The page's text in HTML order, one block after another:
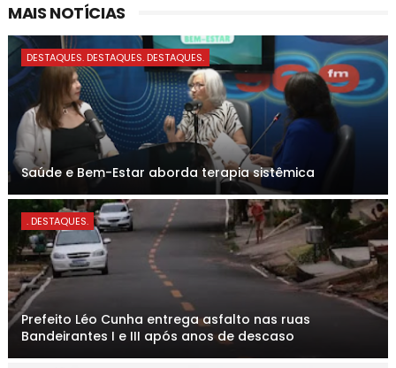
MAIS NOTÍCIAS
DESTAQUES. DESTAQUES. DESTAQUES.
Saúde e Bem-Estar aborda terapia sistêmica
. DESTAQUES.
Prefeito Léo Cunha entrega asfalto nas ruas
Bandeirantes I e III após anos de descaso